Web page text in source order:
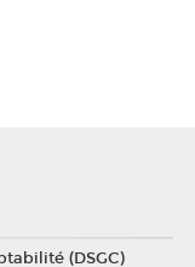
(DSGC)